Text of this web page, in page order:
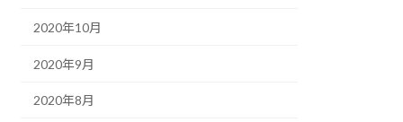
2020年10月
2020年9月
2020年8月